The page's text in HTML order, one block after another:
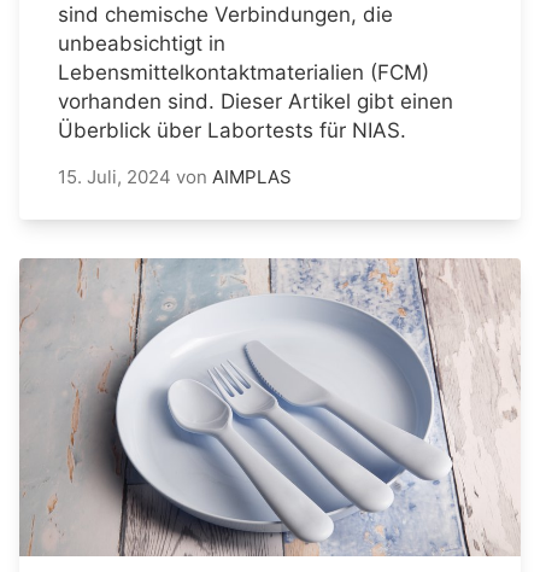
sind chemische Verbindungen, die
unbeabsichtigt in
Lebensmittelkontaktmaterialien (FCM)
vorhanden sind. Dieser Artikel gibt einen
Überblick über Labortests für NIAS.
15. Juli, 2024 von AIMPLAS